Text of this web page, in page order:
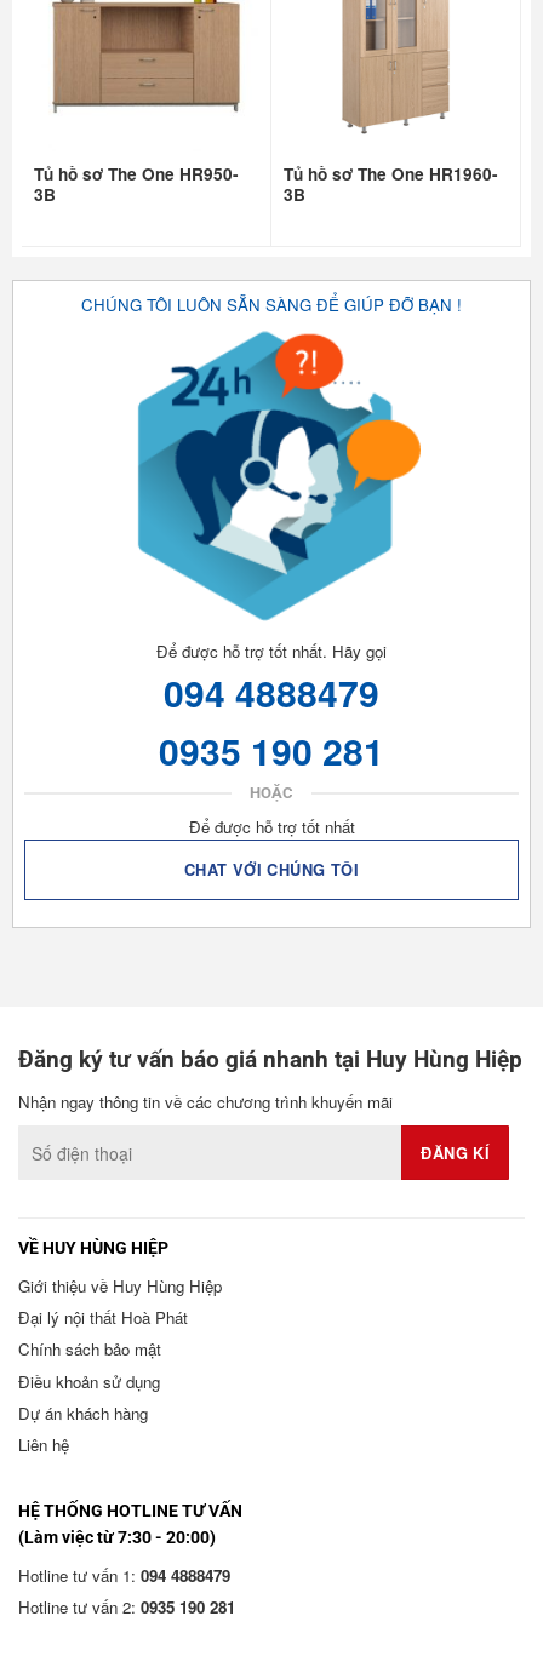
Tủ hồ sơ The One HR950-
3B
Tủ hồ sơ The One HR1960-
3B
CHÚNG TÔI LUÔN SẴN SÀNG ĐỂ GIÚP ĐỠ BẠN !
Để được hỗ trợ tốt nhất. Hãy gọi
094 4888479
0935 190 281
HOẶC
Để được hỗ trợ tốt nhất
CHAT VỚI CHÚNG TÔI
Đăng ký tư vấn báo giá nhanh tại Huy Hùng Hiệp
Nhận ngay thông tin về các chương trình khuyến mãi
VỀ HUY HÙNG HIỆP
Giới thiệu về Huy Hùng Hiệp
Đại lý nội thất Hoà Phát
Chính sách bảo mật
Điều khoản sử dụng
Dự án khách hàng
Liên hệ
HỆ THỐNG HOTLINE TƯ VẤN
(Làm việc từ 7:30 - 20:00)
Hotline tư vấn 1: 094 4888479
Hotline tư vấn 2: 0935 190 281